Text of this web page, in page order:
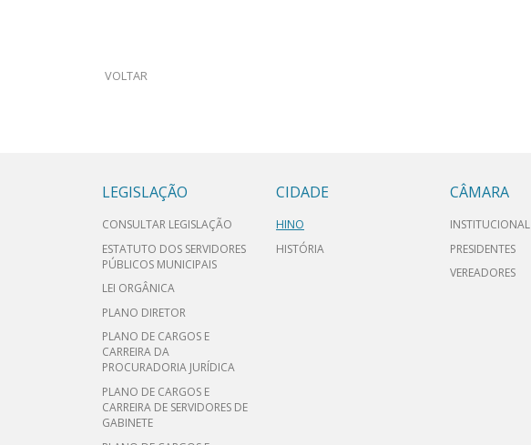
VOLTAR
LEGISLAÇÃO
CONSULTAR LEGISLAÇÃO
ESTATUTO DOS SERVIDORES
PÚBLICOS MUNICIPAIS
LEI ORGÂNICA
PLANO DIRETOR
PLANO DE CARGOS E
CARREIRA DA
PROCURADORIA JURÍDICA
PLANO DE CARGOS E
CARREIRA DE SERVIDORES DE
GABINETE
CIDADE
HINO
HISTÓRIA
CÂMARA
INSTITUCIONAL
PRESIDENTES
VEREADORES